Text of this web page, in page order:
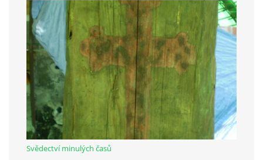
Občanská vzdělávací jednota "Komenský" v Choceradech z.s.
Chocerady 4
257 24 Chocerady
IČ: 498 28 614
Kontaktní osoba:
Mgr. Miroslava Cinkeisová
723 967 851
Svědectví minulých časů